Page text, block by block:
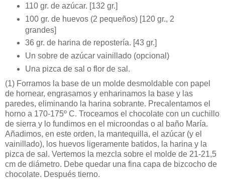
110 gr. de azúcar. [132 gr.]
100 gr. de huevos (2 pequeños) [120 gr., 2
grandes]
36 gr. de harina de repostería. [43 gr.]
Un sobre de azúcar vainillado (opcional)
Una pizca de sal o flor de sal.
(1) Forramos la base de un molde desmoldable con papel
de hornear, engrasamos y enharinamos la base y las
paredes, eliminando la harina sobrante. Precalentamos el
horno a 170-175º C. Troceamos el chocolate con un cuchillo
de sierra y lo fundimos en el microondas o al baño María.
Añadimos, en este orden, la mantequilla, el azúcar (y el
vainillado), los huevos ligeramente batidos, la harina y la
pizca de sal. Vertemos la mezcla sobre el molde de 21-21,5
cm de diámetro. Debe quedar una fina capa de bizcocho de
chocolate. Después tierno.